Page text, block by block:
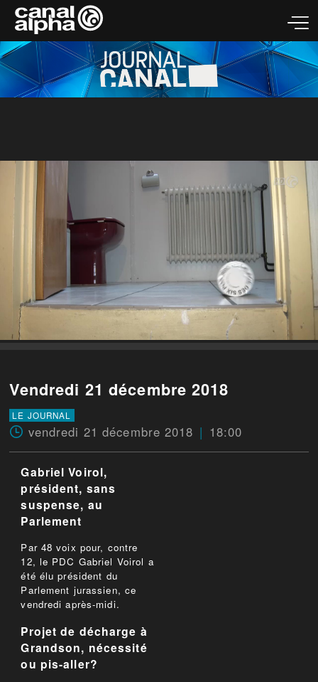
Vendredi 21 décembre 2018
LE JOURNAL
vendredi 21 décembre 2018 18:00
Gabriel Voirol,
président, sans
suspense, au
Parlement
Par 48 voix pour, contre
12, le PDC Gabriel Voirol a
été élu président du
Parlement jurassien, ce
vendredi après-midi.
Projet de décharge à
Grandson, nécessité
ou pis-aller?